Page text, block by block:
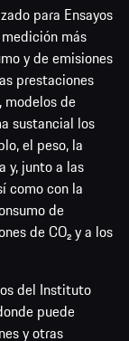
para Ensayos
más
y de emisiones
prestaciones
modelos de
sustancial los
el peso, la
y, junto a las
como con la
de
de CO₂ y a los
del Instituto
puede
y otras